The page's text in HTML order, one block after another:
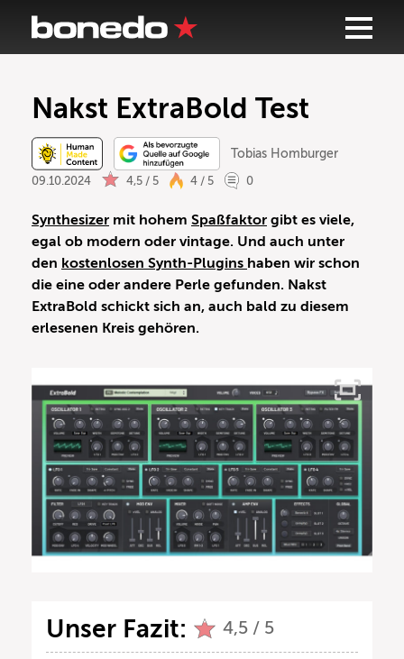
Nakst ExtraBold Test
Tobias Homburger
09.10.2024 4,5 / 5 4 / 5 0
Synthesizer mit hohem Spaßfaktor gibt es viele,
egal ob modern oder vintage. Und auch unter
den kostenlosen Synth-Plugins haben wir schon
die eine oder andere Perle gefunden. Nakst
ExtraBold schickt sich an, auch bald zu diesem
erlesenen Kreis gehören.
Unser Fazit: 4,5 / 5